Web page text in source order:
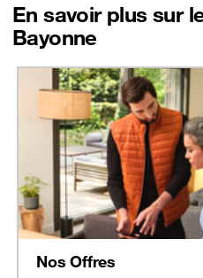
En savoir plus sur
Bayonne
Nos Offres